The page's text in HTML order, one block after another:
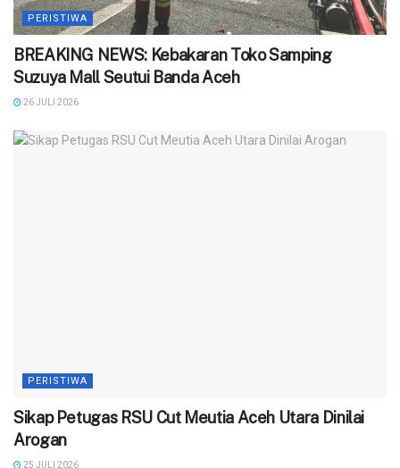
PERISTIWA
BREAKING NEWS: Kebakaran Toko Samping
Suzuya Mall Seutui Banda Aceh
26 JULI 2026
PERISTIWA
‎Sikap Petugas RSU Cut Meutia Aceh Utara Dinilai
Arogan
25 JULI 2026